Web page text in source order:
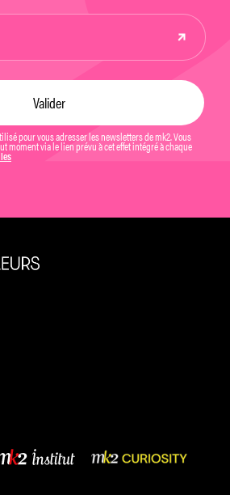
pour vous adresser les newsletters de mk2. Vous
moment via le lien prévu à cet effet intégré à chaque